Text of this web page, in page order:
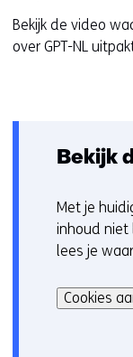
Bekijk de video
over GPT-NL
Bekijk
C
o
o
i
Met je
inhoud niet
lees je
kan
het
Cookies